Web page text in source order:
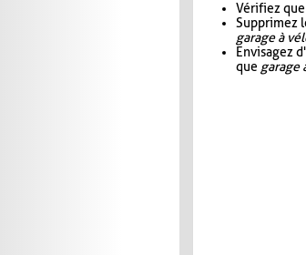
Vérifiez
Supprimez
garage à
Envisagez
que garage